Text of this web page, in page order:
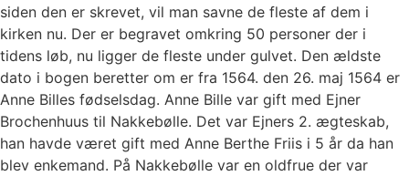
siden den er skrevet, vil man savne de fleste af dem i
kirken nu. Der er begravet omkring 50 personer der i
tidens løb, nu ligger de fleste under gulvet. Den ældste
dato i bogen beretter om er fra 1564. den 26. maj 1564 er
Anne Billes fødselsdag. Anne Bille var gift med Ejner
Brochenhuus til Nakkebølle. Det var Ejners 2. ægteskab,
han havde været gift med Anne Berthe Friis i 5 år da han
blev enkemand. På Nakkebølle var en oldfrue der var